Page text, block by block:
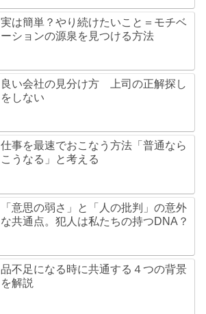
実は簡単？やり続けたいこと＝モチベ
ーションの源泉を見つける方法
良い会社の見分け方 上司の正解探し
をしない
仕事を最速でおこなう方法「普通なら
こうなる」と考える
「意思の弱さ」と「人の批判」の意外
な共通点。犯人は私たちの持つDNA？
品不足になる時に共通する４つの背景
を解説